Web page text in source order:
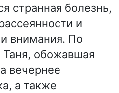
странная болезнь,
и
внимания. По
обожавшая
вечернее
а также